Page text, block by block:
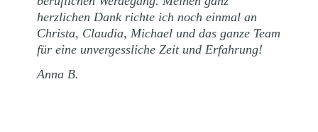
herzlichen Dank richte ich noch einmal an
Christa, Claudia, Michael und das ganze Team
für eine unvergessliche Zeit und Erfahrung!
Anna B.